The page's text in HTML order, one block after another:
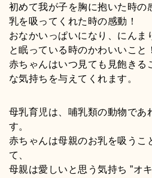
初めて我が子を胸に抱いた時の
乳を吸ってくれた時の感動！
おなかいっぱいになり、にんま
と眠っている時のかわいいこと！
赤ちゃんはいつ見ても見飽きる
な気持ちを与えてくれます。
母乳育児は、哺乳類の動物であ
す。
赤ちゃんは母親のお乳を吸うこ
て、
母親は愛しいと思う気持ち ”オ